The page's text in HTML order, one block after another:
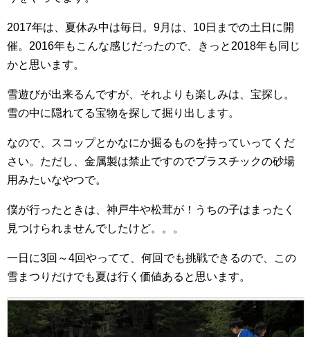
2017年は、夏休み中は毎日。9月は、10日までの土日に開
催。2016年もこんな感じだったので、きっと2018年も同じ
かと思います。
雪遊びが出来るんですが、それよりも楽しみは、宝探し。
雪の中に隠れてる宝物を探して掘り出します。
なので、スコップとかなにか掘るものを持っていってくだ
さい。ただし、金属製は禁止ですのでプラスチックの砂場
用みたいなやつで。
僕が行ったときは、神戸牛や松茸が！うちの子はまったく
見つけられませんでしたけど。。。
一日に3回～4回やってて、何回でも挑戦できるので、この
雪まつりだけでも夏は行く価値あると思います。